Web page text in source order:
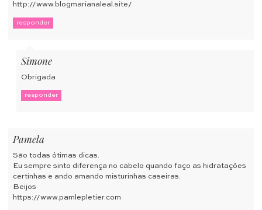
http://www.blogmarianaleal.site/
responder
Simone
Obrigada
responder
Pamela
São todas ótimas dicas.
Eu sempre sinto diferença no cabelo quando faço as hidratações
certinhas e ando amando misturinhas caseiras.
Beijos
https://www.pamlepletier.com